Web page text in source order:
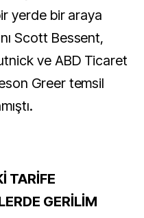
yerde bir araya
Scott Bessent,
ve ABD Ticaret
Greer temsil
TARİFE
GERİLİM